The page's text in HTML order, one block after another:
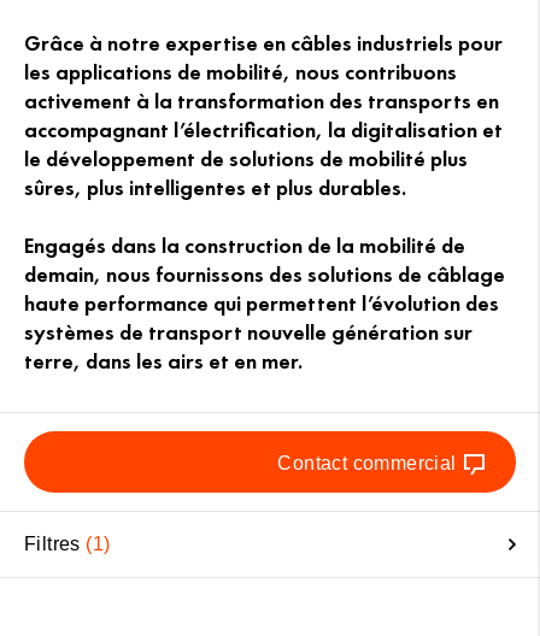
Grâce à notre expertise en câbles industriels pour
les applications de mobilité, nous contribuons
activement à la transformation des transports en
accompagnant l’électrification, la digitalisation et
le développement de solutions de mobilité plus
sûres, plus intelligentes et plus durables.
Engagés dans la construction de la mobilité de
demain, nous fournissons des solutions de câblage
haute performance qui permettent l’évolution des
systèmes de transport nouvelle génération sur
terre, dans les airs et en mer.
Contact commercial
Filtres 1